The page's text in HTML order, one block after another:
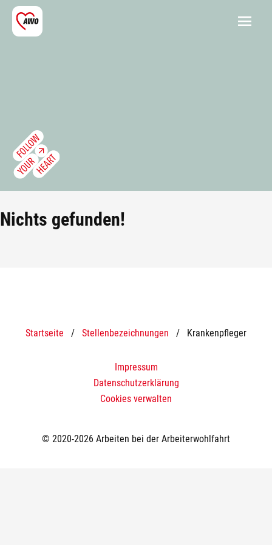
Nichts gefunden!
Startseite / Stellenbezeichnungen / Krankenpfleger
Impressum
Datenschutzerklärung
Cookies verwalten
© 2020-2026 Arbeiten bei der Arbeiterwohlfahrt